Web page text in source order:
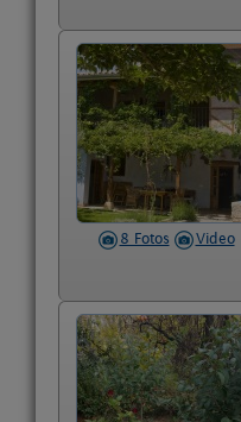
8 Fotos Video